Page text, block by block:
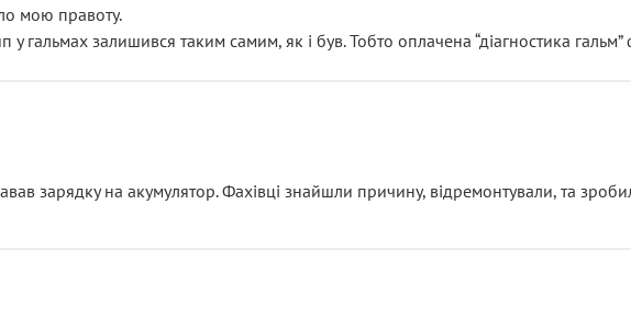
мою правоту.
гальмах залишився таким самим, як і був. Тобто оплачена “діагностика
міняти разом із головним гальмівним циліндром у зборі.
міняв у вас стартер, і тоді сервіс наче справив хороше враження. Але
і попросили не хвилюватися. ( надіюсь новий власник, не застяг в полі))
зарядку на акумулятор. Фахівці знайшли причину, відремонтували, та